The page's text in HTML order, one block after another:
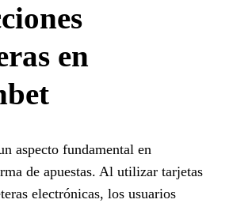
en
aspecto fundamental en
de apuestas. Al utilizar tarjetas
electrónicas, los usuarios